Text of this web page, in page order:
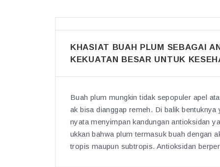
KHASIAT BUAH PLUM SEBAGAI
KEKUATAN BESAR UNTUK
Buah plum mungkin tidak sepopuler apel
ak bisa dianggap remeh. Di balik
nyata menyimpan kandungan antioksidan
ukkan bahwa plum termasuk buah dengan
tropis maupun subtropis. Antioksidan